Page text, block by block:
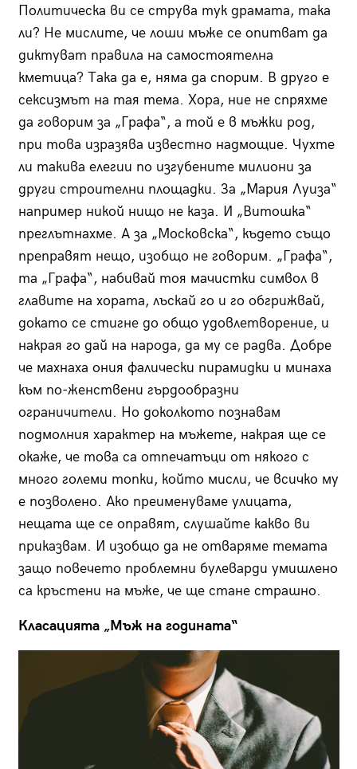
Политическа ви се струва тук драмата, така
ли? Не мислите, че лоши мъже се опитват да
диктуват правила на самостоятелна
кметица? Така да е, няма да спорим. В друго е
сексизмът на тая тема. Хора, ние не спряхме
да говорим за „Графа“, а той е в мъжки род,
при това изразява известно надмощие. Чухте
ли такива елегии по изгубените милиони за
други строителни площадки. За „Мария Луиза“
например никой нищо не каза. И „Витошка“
преглътнахме. А за „Московска“, където също
преправят нещо, изобщо не говорим. „Графа“,
та „Графа“, набивай тоя мачистки символ в
главите на хората, лъскай го и го обгрижвай,
докато се стигне до общо удовлетворение, и
накрая го дай на народа, да му се радва. Добре
че махнаха ония фалически пирамидки и минаха
към по-женствени гърдообразни
ограничители. Но доколкото познавам
подмолния характер на мъжете, накрая ще се
окаже, че това са отпечатъци от някого с
много големи топки, който мисли, че всичко му
е позволено. Ако преименуваме улицата,
нещата ще се оправят, слушайте какво ви
приказвам. И изобщо да не отваряме темата
защо повечето проблемни булеварди умишлено
са кръстени на мъже, че ще стане страшно.
Класацията „Мъж на годината“